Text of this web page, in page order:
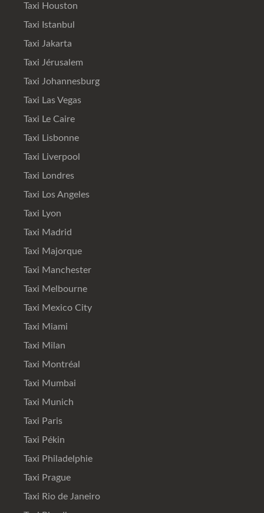
Taxi Houston
Taxi Istanbul
Taxi Jakarta
Taxi Jérusalem
Taxi Johannesburg
Taxi Las Vegas
Taxi Le Caire
Taxi Lisbonne
Taxi Liverpool
Taxi Londres
Taxi Los Angeles
Taxi Lyon
Taxi Madrid
Taxi Majorque
Taxi Manchester
Taxi Melbourne
Taxi Mexico City
Taxi Miami
Taxi Milan
Taxi Montréal
Taxi Mumbai
Taxi Munich
Taxi Paris
Taxi Pékin
Taxi Philadelphie
Taxi Prague
Taxi Rio de Janeiro